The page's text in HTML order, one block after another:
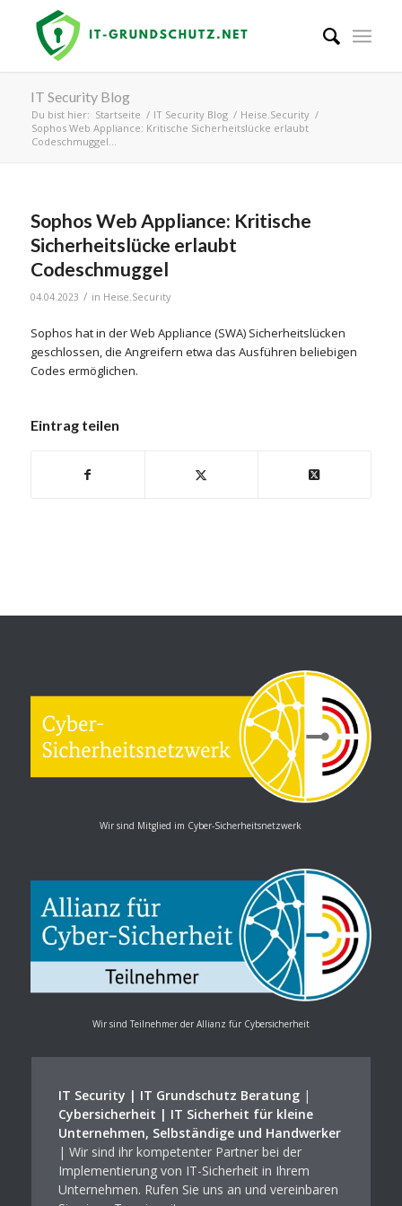
IT Security Blog
Du bist hier: Startseite / IT Security Blog / Heise.Security /
Sophos Web Appliance: Kritische Sicherheitslücke erlaubt
Codeschmuggel...
Sophos Web Appliance: Kritische
Sicherheitslücke erlaubt
Codeschmuggel
04.04.2023 / in Heise.Security
Sophos hat in der Web Appliance (SWA) Sicherheitslücken
geschlossen, die Angreifern etwa das Ausführen beliebigen
Codes ermöglichen.
Eintrag teilen
Wir sind Mitglied im Cyber-Sicherheitsnetzwerk
Wir sind Teilnehmer der Allianz für Cybersicherheit
IT Security | IT Grundschutz Beratung|
Cybersicherheit | IT Sicherheit für kleine
Unternehmen, Selbständige und Handwerker
| Wir sind ihr kompetenter Partner bei der
Implementierung von IT-Sicherheit in Ihrem
Unternehmen. Rufen Sie uns an und vereinbaren